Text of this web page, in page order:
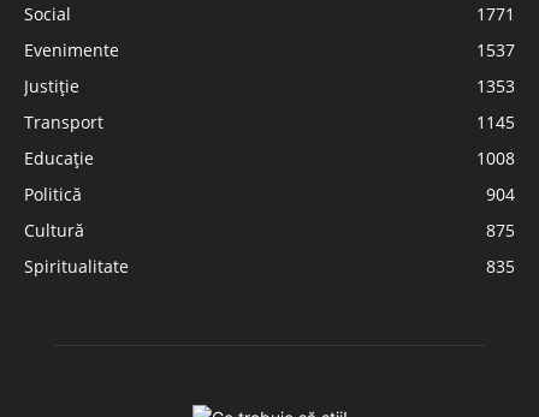
Social
1771
Evenimente
1537
Justiție
1353
Transport
1145
Educație
1008
Politică
904
Cultură
875
Spiritualitate
835